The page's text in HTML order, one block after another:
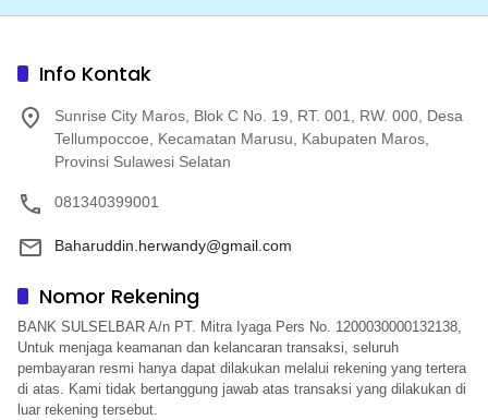
Info Kontak
Sunrise City Maros, Blok C No. 19, RT. 001, RW. 000, Desa
Tellumpoccoe, Kecamatan Marusu, Kabupaten Maros,
Provinsi Sulawesi Selatan
081340399001
Baharuddin.herwandy@gmail.com
Nomor Rekening
BANK SULSELBAR A/n PT. Mitra Iyaga Pers No. 1200030000132138,
Untuk menjaga keamanan dan kelancaran transaksi, seluruh
pembayaran resmi hanya dapat dilakukan melalui rekening yang tertera
di atas. Kami tidak bertanggung jawab atas transaksi yang dilakukan di
luar rekening tersebut.